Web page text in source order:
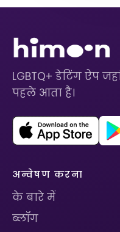
LGBTQ+ डेटिंग ऐप
पहले आता है।
अन्वेषण करना
के बारे में
ब्लॉग